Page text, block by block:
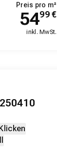
Preis pro m²
5499€
inkl. MwSt.